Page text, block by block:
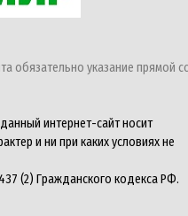
обязательно указание прямой
интернет-сайт носит
и ни при каких условиях не
(2) Гражданского кодекса РФ.